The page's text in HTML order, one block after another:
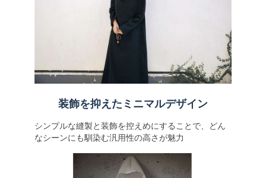
装飾を抑えたミニマルデザイン
シンプルな縫製と装飾を控えめにすることで、どん
なシーンにも馴染む汎用性の高さが魅力